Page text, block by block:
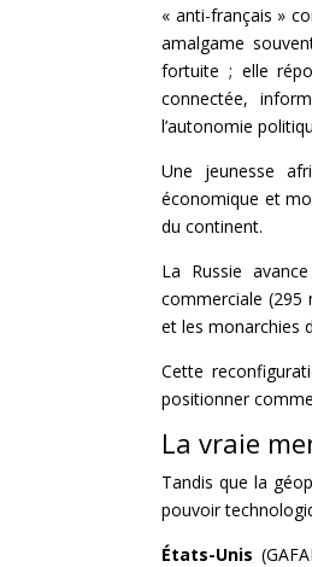
« anti-français »
amalgame
fortuite ; elle
connectée,
l’autonomie
Une jeunesse
économique et
du continent.
La Russie
commerciale (295
et les monarchies
Cette
positionner
La vraie
Tandis que la
pouvoir
États-Unis